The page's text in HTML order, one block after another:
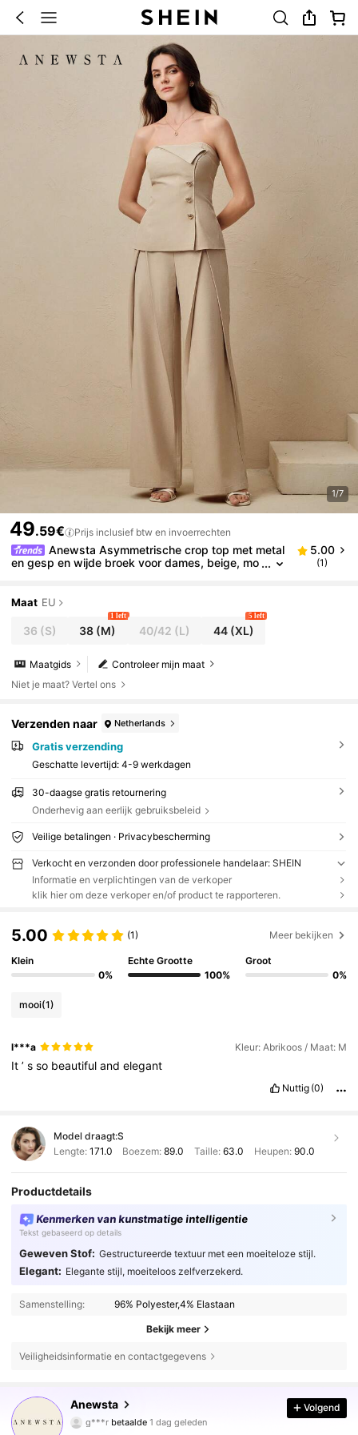
1/7
49.59€ Prijs inclusief btw en invoerrechten
Anewsta Asymmetrische crop top met metal
en gesp en wijde broek voor dames, beige, mo
5.00
(1)
Maat EU
36 (S) 38 (M)
1 left
40/42 (L) 44(XL)
5 left
Controleer mijn maat
Maatgids
Niet je maat? Vertel ons
Verzenden naar Netherlands
Gratis verzending
Geschatte levertijd: 4-9 werkdagen
30-daagse gratis retournering
Onderhevig aan eerlijk gebruiksbeleid
Veilige betalingen · Privacybescherming
Verkocht en verzonden door professionele handelaar: SHEIN
Informatie en verplichtingen van de verkoper
klik hier om deze verkoper en/of product te rapporteren.
5.00 (1) Meer bekijken
Klein
0%
Echte Grootte
100%
Groot
0%
mooi(1)
l***a Kleur: Abrikoos / Maat: M
It’sso beautifulandelegant
Nuttig (0)
Model draagt:S
Lengte: 171.0 Boezem:89.0 Taille: 63.0 Heupen: 90.0
Productdetails
Kenmerken van kunstmatige intelligentie
Tekst gebaseerd op details
Geweven Stof: Gestructureerde textuur met een moeiteloze stijl.
Elegant: Elegante stijl, moeiteloos zelfverzekerd.
Samenstelling: 96% Polyester,4% Elastaan
Bekijk meer
Veiligheidsinformatie en contactgegevens
Anewsta
g***rbetaalde
z***9 gevolgd5 uur geleden
Volgend